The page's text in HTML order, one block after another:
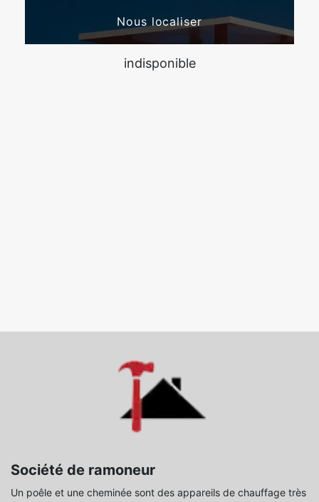
Nous localiser
indisponible
Société de ramoneur
Un poêle et une cheminée sont des appareils de chauffage très